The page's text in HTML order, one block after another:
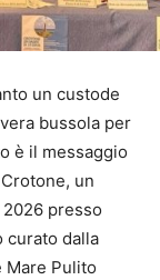
un custode
bussola per
è il messaggio
un
presso
curato dalla
Mare Pulito